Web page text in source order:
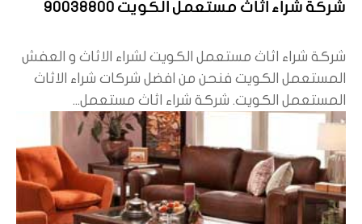
شركة شراء اثاث مستعمل الكويت 90038800
شركة شراء اثاث مستعمل الكويت لشراء الاثاث و العفش
المستعمل الكويت فنحن من افضل شركات شراء الاثاث
المستعمل الكويت. شركة شراء اثاث مستعمل...